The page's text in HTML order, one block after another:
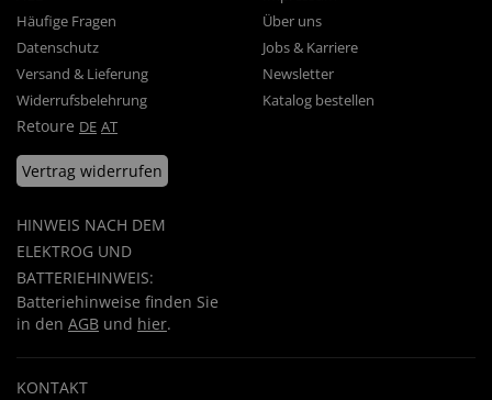
Häufige Fragen
Datenschutz
Versand & Lieferung
Widerrufsbelehrung
Retoure DE AT
Vertrag widerrufen
HINWEIS NACH DEM
ELEKTROG UND
BATTERIEHINWEIS:
Batteriehinweise finden Sie
in den AGB und hier.
Über uns
Jobs & Karriere
Newsletter
Katalog bestellen
KONTAKT